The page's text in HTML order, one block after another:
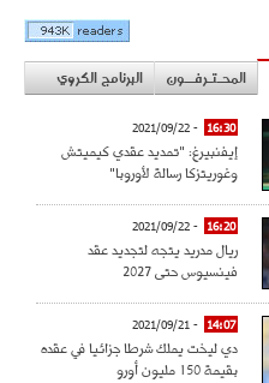
المحـتـرفــون البرنامج الكروي
16:30
- 2021/09/22
إيفنبيرغ: "تمديد عقدي كيميتش
وغوريتزكا رسالة لأوروبا"
16:20
- 2021/09/22
ريال مدريد يتجه لتجديد عقد
فينسيوس حتى 2027
14:07
- 2021/09/21
دي ليخت يملك شرطا جزائيا في عقده
بقيمة 150 مليون أورو